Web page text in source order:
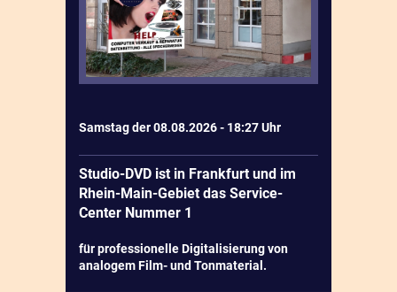
Samstag der 08.08.2026 - 18:27 Uhr
Studio-DVD ist in Frankfurt und im
Rhein-Main-Gebiet das Service-
Center Nummer 1
für professionelle Digitalisierung von
analogem Film- und Tonmaterial.